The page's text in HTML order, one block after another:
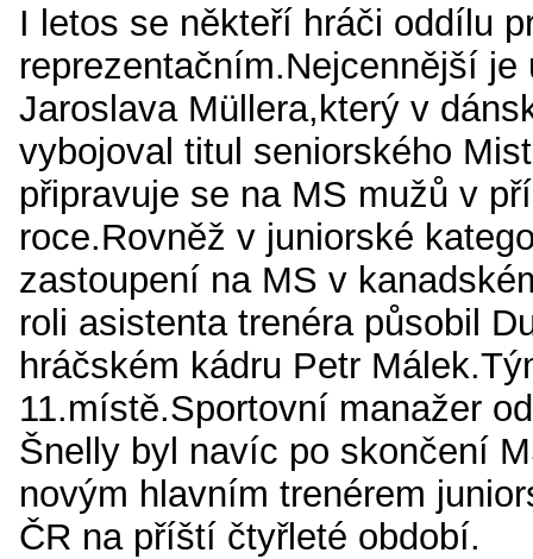
I letos se někteří hráči oddílu
reprezentačním.Nejcennější je
Jaroslava Müllera,který v
vybojoval titul seniorského
připravuje se na MS mužů v
roce.Rovněž v juniorské
zastoupení na MS v
roli asistenta trenéra působil
hráčském kádru Petr
11.místě.Sportovní manažer
Šnelly byl navíc po skončení
novým hlavním trenérem
ČR na příští čtyřleté období.